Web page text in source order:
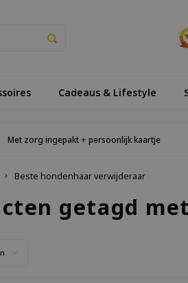
Cadeaus & Lifestyle
Met zorg ingepakt + persoonlijk kaartje
Beste hondenhaar verwijderaar
getagd